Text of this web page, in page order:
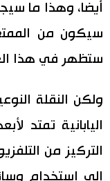
أيضا، وهذا ما
سيكون من
ستظهر في هذا
ولكن النقلة
اليابانية تمتد
التركيز من
إلى استخدام